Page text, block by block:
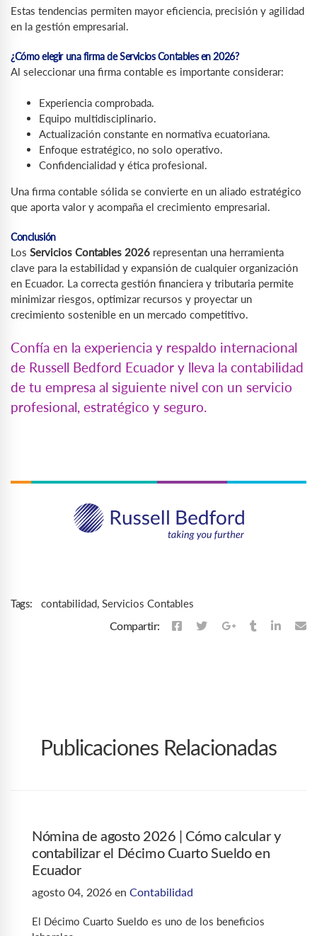
Estas tendencias permiten mayor eficiencia, precisión y agilidad
en la gestión empresarial.
¿Cómo elegir una firma de Servicios Contables en 2026?
Al seleccionar una firma contable es importante considerar:
Experiencia comprobada.
Equipo multidisciplinario.
Actualización constante en normativa ecuatoriana.
Enfoque estratégico, no solo operativo.
Confidencialidad y ética profesional.
Una firma contable sólida se convierte en un aliado estratégico
que aporta valor y acompaña el crecimiento empresarial.
Conclusión
Los Servicios Contables 2026 representan una herramienta
clave para la estabilidad y expansión de cualquier organización
en Ecuador. La correcta gestión financiera y tributaria permite
minimizar riesgos, optimizar recursos y proyectar un
crecimiento sostenible en un mercado competitivo.
Confía en la experiencia y respaldo internacional
de Russell Bedford Ecuador y lleva la contabilidad
de tu empresa al siguiente nivel con un servicio
profesional, estratégico y seguro.
Tags: contabilidad, Servicios Contables
Compartir:
Publicaciones Relacionadas
Nómina de agosto 2026 | Cómo calcular y
contabilizar el Décimo Cuarto Sueldo en
Ecuador
agosto 04, 2026 en Contabilidad
El Décimo Cuarto Sueldo es uno de los beneficios